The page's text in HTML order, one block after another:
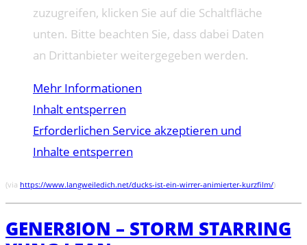
zuzugreifen, klicken Sie auf die Schaltfläche
unten. Bitte beachten Sie, dass dabei Daten
an Drittanbieter weitergegeben werden.
Mehr Informationen
Inhalt entsperren
Erforderlichen Service akzeptieren und
Inhalte entsperren
(via https://www.langweiledich.net/ducks-ist-ein-wirrer-animierter-kurzfilm/)
GENER8ION – STORM STARRING